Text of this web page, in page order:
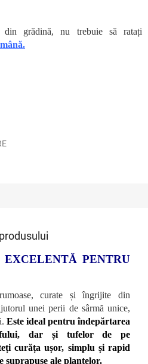
grădină, nu trebuie să ratați
PENTRU
curate și îngrijite din
unei perii de sârmă unice,
Este ideal pentru îndepărtarea
dar și tufelor de pe
curăța ușor, simplu și rapid
ale plantelor.